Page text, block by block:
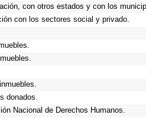
con otros estados y con los
con los sectores social y privado.
donados.
Nacional de Derechos Humanos.